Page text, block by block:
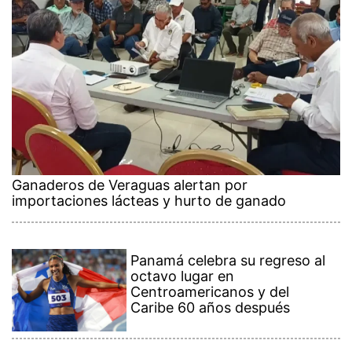
Ganaderos de Veraguas alertan por
importaciones lácteas y hurto de ganado
Panamá celebra su regreso al
octavo lugar en
Centroamericanos y del
Caribe 60 años después